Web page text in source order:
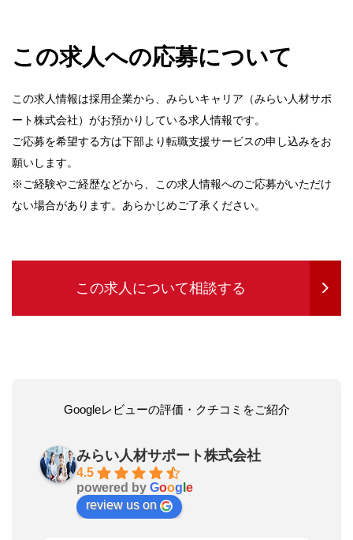
この求人への応募について
この求人情報は採用企業から、みらいキャリア（みらい人材サポ
ート株式会社）がお預かりしている求人情報です。
ご応募を希望する方は下部より転職支援サービスの申し込みをお
願いします。
※ご経験やご経歴などから、この求人情報へのご応募がいただけ
ない場合があります。あらかじめご了承ください。
この求人について相談する
Googleレビューの評価・クチコミをご紹介
みらい人材サポート株式会社
4.5
powered by Goog e
review us on